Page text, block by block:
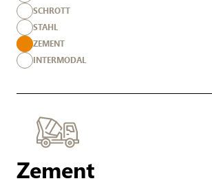
SCHROTT
STAHL
ZEMENT
INTERMODAL
Zement